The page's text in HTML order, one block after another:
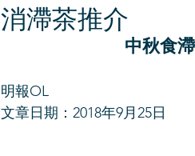
消滯茶推介
中秋食
明報OL
文章日期：2018年9月25日